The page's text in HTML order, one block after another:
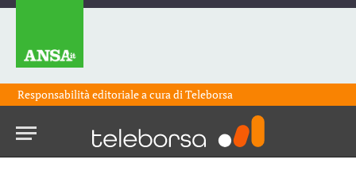
Responsabilità editoriale a cura diTeleborsa